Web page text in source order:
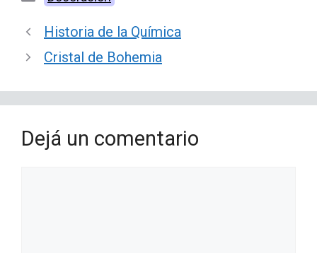
Historia de la Química
Cristal de Bohemia
Dejá un comentario